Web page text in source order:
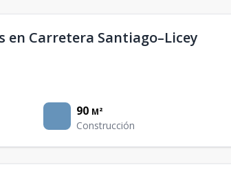
Carretera Santiago–Licey
90 M²
Construcción